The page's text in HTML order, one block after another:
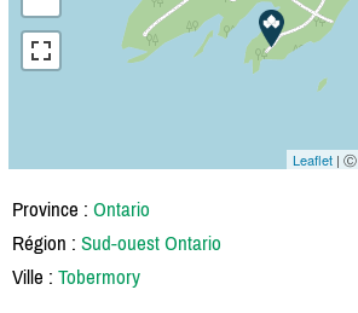
Leaflet | Ⓒ
Province : Ontario
Région : Sud-ouest Ontario
Ville : Tobermory